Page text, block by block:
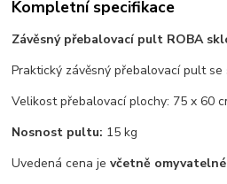
Kompletní specifikace
Závěsný přebalovací pult ROBA
Praktický závěsný přebalovací pult se
Velikost přebalovací plochy: 75 x 60
Nosnost pultu: 15 kg
Uvedená cena jevčetně